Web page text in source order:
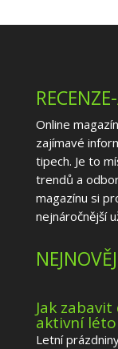
Online magazín
zajímavé
tipech. Je to
trendů a
magazínu si
nejnáročnější
Jak
aktivní
Letní